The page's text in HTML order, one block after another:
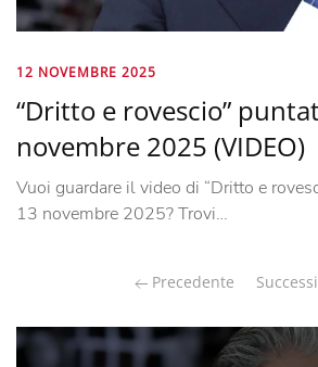
12 NOVEMBRE 2025
“Dritto e rovescio”
novembre 2025 (VIDEO)
Vuoi guardare il video di “Dritto e
13 novembre 2025? Trovi…
Precedente